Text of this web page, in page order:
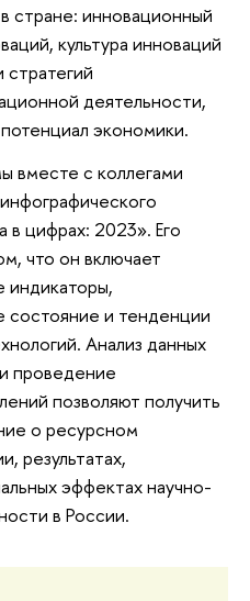
стране: инновационный
культура инноваций
деятельности,
экономики.
вместе с коллегами
инфографического
в цифрах: 2023». Его
что он включает
индикаторы,
состояние и тенденции
Анализ данных
проведение
позволяют получить
о ресурсном
результатах,
эффектах научно-
в России.